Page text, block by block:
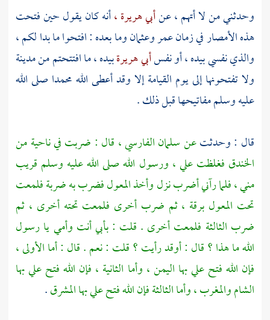
وحدثني من لا أتهم ، عنأبي هريرة ،أنه كان يقول حين فتحت
هذه الأمصار في زمانعمروعثمانوما بعده : افتحوا ما بدا لكم ،
والذي نفسي بيده ، أو نفسأبي هريرةبيده ، ما افتتحتم من مدينة
ولا تفتحونها إلى يوم القيامة إلا وقد أعطى اللهمحمدا صلى الله
عليه وسلم مفاتيحها قبل ذلك .
قال : وحدثتعنسلمان الفارسي ، قال : ضربت في ناحية من
الخندق فغلظت علي ، ورسول الله صلى الله عليه وسلم قريب
مني ، فلما رآني أضرب نزل وأخذ المعول فضرب به ضربة فلمعت
تحت المعول برقة ، ثم ضرب أخرى فلمعت تحته أخرى ، ثم
ضرب الثالثة فلمعت أخرى . قلت : بأبي أنت وأمي يا رسول
الله ما هذا ؟ قال : أوقد رأيت ؟ قلت : نعم . قال : أما الأولى ،
فإن الله فتح علي بها اليمن ، وأما الثانية ، فإن الله فتح علي بها
الشاموالمغرب ،وأما الثالثة فإن الله فتح علي بها المشرق.